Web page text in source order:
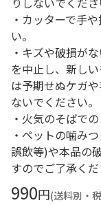
・カッターで手
い。
・キズや破損が
を中止し、新し
は予期せぬケガ
ないでください。
・火気のそばで
・ペットの噛み
誤飲等)や本品の
すのでご了承くだ
990円(送料別・